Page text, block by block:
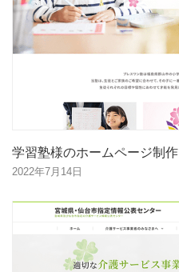
学習塾様のホームページ制作
2022年7月14日